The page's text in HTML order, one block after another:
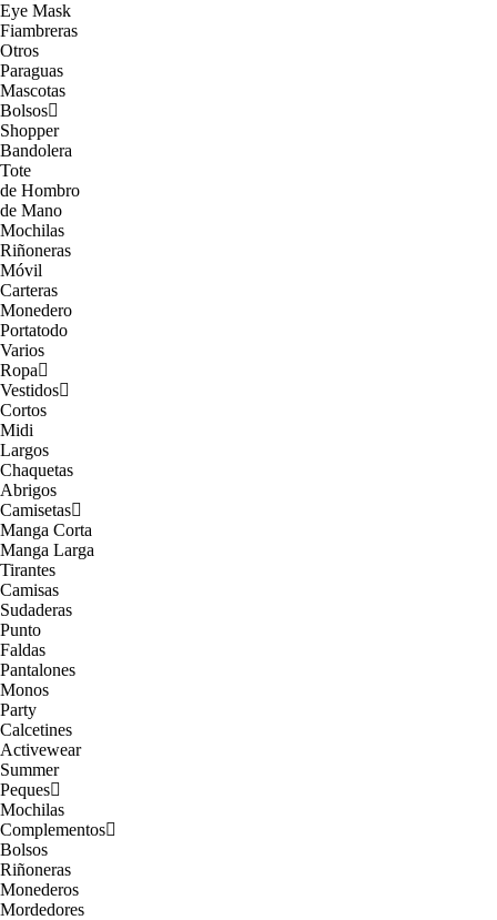
Eye Mask
Fiambreras
Otros
Paraguas
Mascotas
Bolsos
Shopper
Bandolera
Tote
de Hombro
de Mano
Mochilas
Riñoneras
Móvil
Carteras
Monedero
Portatodo
Varios
Ropa
Vestidos
Cortos
Midi
Largos
Chaquetas
Abrigos
Camisetas
Manga Corta
Manga Larga
Tirantes
Camisas
Sudaderas
Punto
Faldas
Pantalones
Monos
Party
Calcetines
Activewear
Summer
Peques
Mochilas
Complementos
Bolsos
Riñoneras
Monederos
Mordedores